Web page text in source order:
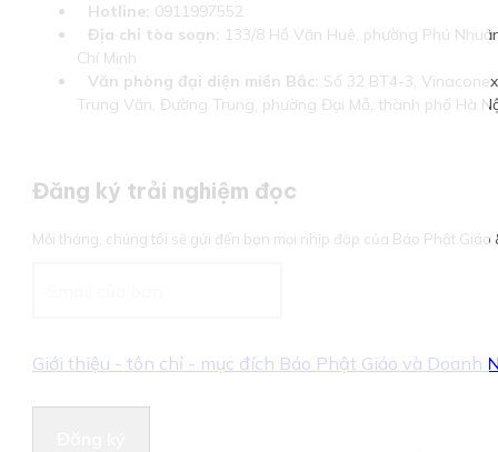
Hotline: 0911997552
Địa chỉ tòa soạn: 133/8 Hồ Văn Huê, phường Phú
Chí Minh
Văn phòng đại diện miền Bắc: Số 32 BT4-3,
Trung Văn, Đường Trung, phường Đại Mỗ, thành phố Hà
Đăng ký trải nghiệm đọc
Mỗi tháng, chúng tôi sẽ gửi đến bạn mọi nhịp đập của Báo Phật Giáo
Giới thiệu - tôn chỉ - mục đích Báo Phật Giáo và Doanh